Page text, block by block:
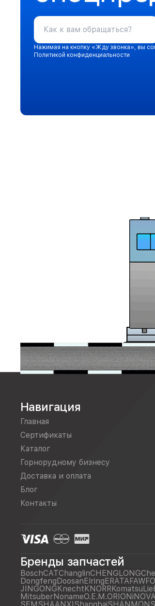
Нажимая на кнопку «Жду звонка», вы
Политикой конфиденциальности
Навигация
Главная
Сертификаты
Каталог
Горнорудному бизнесу
Доставка и оплата
Блог
Контакты
Бренды запчастей
BoschCATChanglinCHENGLONG
DongfengDoosanElringERATAFAW
JINGONGKnechtKNORRKomatsu
MitsuberNonameO.E.M.